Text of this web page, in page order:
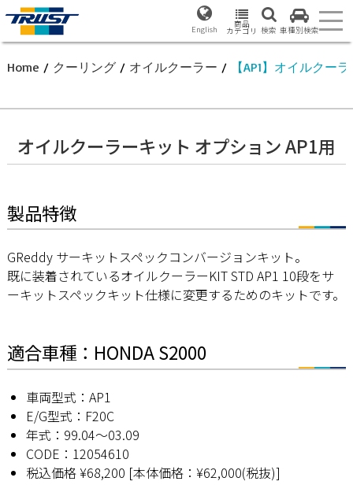
English 商品
カテゴリ 検索 車種別検索
Home / クーリング/ オイルクーラー / 【AP1】オイルクー
オイルクーラーキット オプション AP1用
製品特徴
GReddy サーキットスペックコンバージョンキット。
既に装着されているオイルクーラーKIT STD AP1 10段をサ
ーキットスペックキット仕様に変更するためのキットです。
適合車種：HONDA S2000
車両型式：AP1
E/G型式：F20C
年式：99.04〜03.09
CODE：12054610
税込価格 ¥68,200 [本体価格：¥62,000(税抜)]